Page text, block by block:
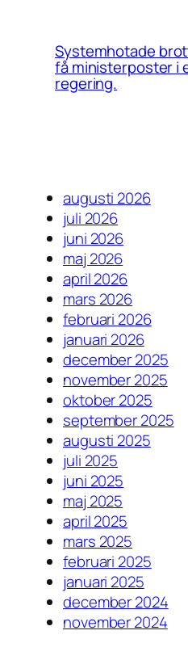
Systemhotade
få ministerposter i
regering.
augusti 2026
juli 2026
juni 2026
maj 2026
april 2026
mars 2026
februari 2026
januari 2026
december 2025
november 2025
oktober 2025
september 2025
augusti 2025
juli 2025
juni 2025
maj 2025
april 2025
mars 2025
februari 2025
januari 2025
december 2024
november 2024